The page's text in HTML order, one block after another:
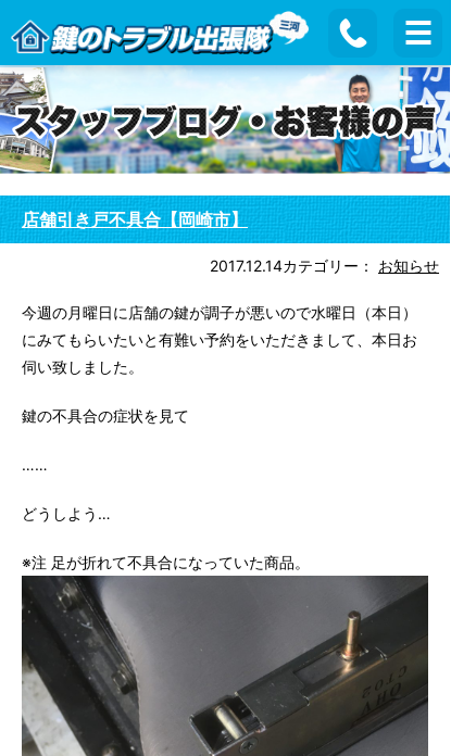
店舗引き戸不具合【岡崎市】
2017.12.14カテゴリー： お知らせ
今週の月曜日に店舗の鍵が調子が悪いので水曜日（本日）
にみてもらいたいと有難い予約をいただきまして、本日お
伺い致しました。
鍵の不具合の症状を見て
……
どうしよう…
※注 足が折れて不具合になっていた商品。